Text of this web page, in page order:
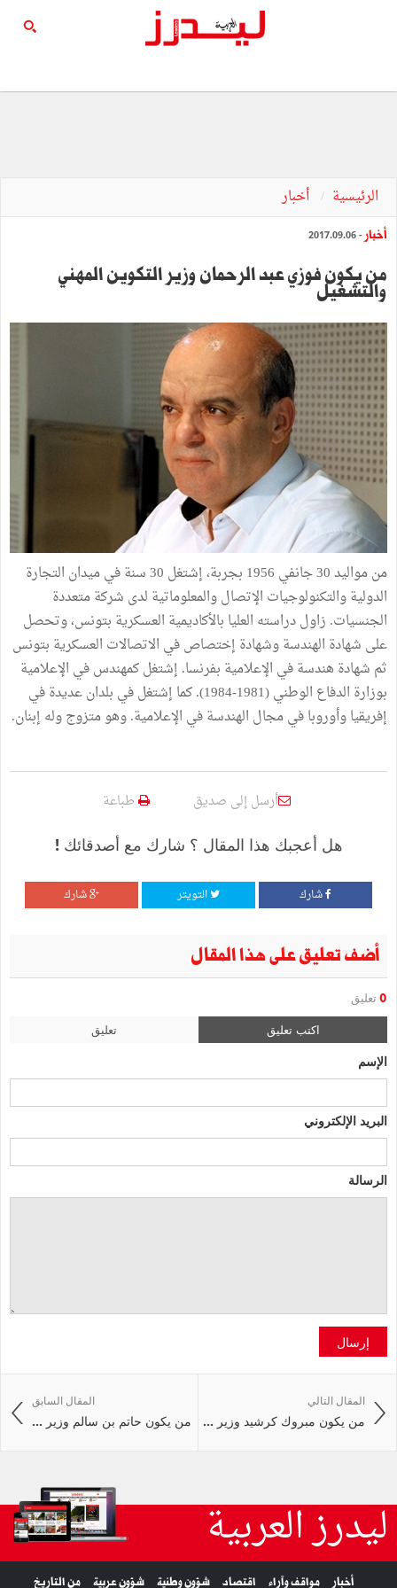
الرئيسية أخبار
أخبار - 2017.09.06
من يكون فوزي عبد الرحمان وزير التكوين المهني
والتشغيل
من مواليد 30 جانفي 1956 بجربة، إشتغل 30 سنة في ميدان التجارة
الدولية والتكنولوجيات الإتصال والمعلوماتية لدى شركة متعددة
الجنسيات. زاول دراسته العليا بالأكاديمية العسكرية بتونس، وتحصل
على شهادة الهندسة وشهادة إختصاص في الاتصالات العسكرية بتونس
ثم شهادة هندسة في الإعلامية بفرنسا. إشتغل كمهندس في الإعلامية
بوزارة الدفاع الوطني (1981-1984). كما إشتغل في بلدان عديدة في
إفريقيا وأوروبا في مجال الهندسة في الإعلامية. وهو متزوج وله إبنان.
أرسل إلى صديق طباعة
هل أعجبك هذا المقال ؟ شارك مع أصدقائك !
شارك التويتر شارك
أضف تعليق على هذا المقال
0 تعليق
اكتب تعليق تعليق
الإسم
البريد الإلكتروني
الرسالة
إرسال
المقال السابق
من يكون حاتم بن سالم وزير ...
المقال التالي
من يكون مبروك كرشيد وزير ...
ليدرز العربية
أخبار مواقف وآراء اقتصاد شؤون وطنية شؤون عربية من التاريخ